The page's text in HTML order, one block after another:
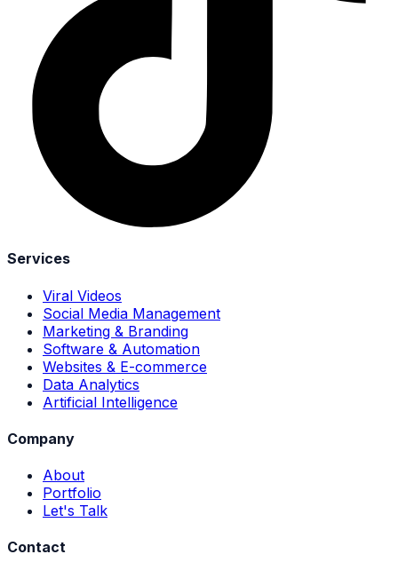
Services
Viral Videos
Social Media Management
Marketing & Branding
Software & Automation
Websites & E-commerce
Data Analytics
Artificial Intelligence
Company
About
Portfolio
Let's Talk
Contact